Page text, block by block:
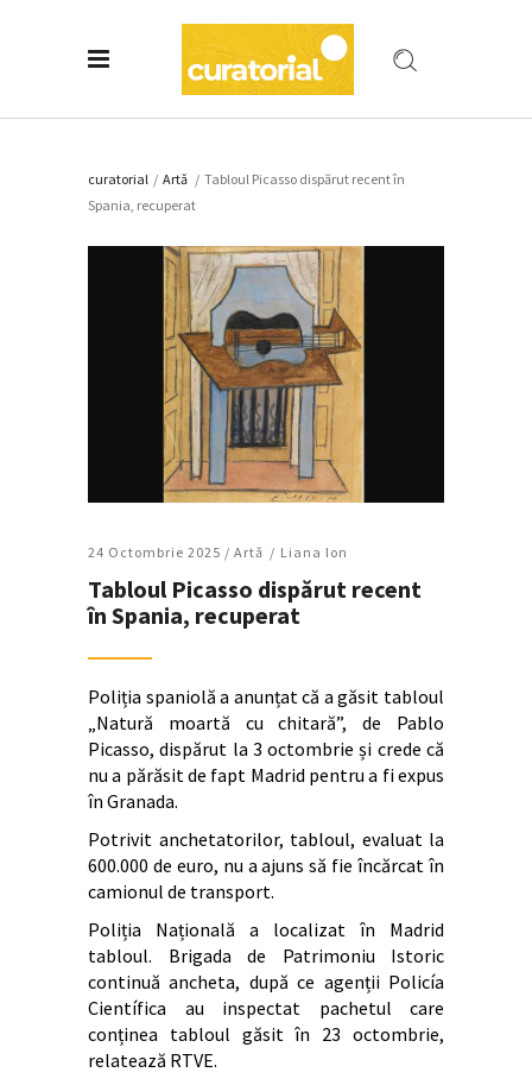
curatorial / Artǎ / Tabloul Picasso dispărut recent în
Spania, recuperat
24 Octombrie 2025 / Artǎ Liana Ion
Tabloul Picasso dispărut recent
în Spania, recuperat
Poliția spaniolă a anunțat că a găsit tabloul
„Natură moartă cu chitară”, de Pablo
Picasso, dispărut la 3 octombrie și crede că
nu a părăsit de fapt Madrid pentru a fi expus
în Granada.
Potrivit anchetatorilor, tabloul, evaluat la
600.000 de euro, nu a ajuns să fie încărcat în
camionul de transport.
Poliția Națională a localizat în Madrid
tabloul. Brigada de Patrimoniu Istoric
continuă ancheta, după ce agenții Policía
Científica au inspectat pachetul care
conținea tabloul găsit în 23 octombrie,
relatează RTVE.